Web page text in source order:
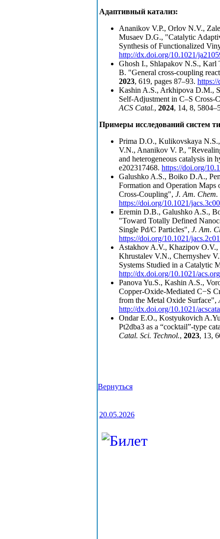
Адаптивный катализ:
Ananikov V.P., Orlov N.V.,
Musaev D.G., "Catalytic
Synthesis of Functionalized
http://dx.doi.org/10.1021/
Ghosh I., Shlapakov N.S.,
B. "General cross-coupling
2023, 619, pages 87–93.
Kashin A.S., Arkhipova D.M.,
Self-Adjustment in C–S Cross-
ACS Catal., 2024, 14, 8,
Примеры исследований систем
Prima D.O., Kulikovskaya
V.N., Ananikov V. P.,
and heterogeneous catalysis in
e202317468. https://doi.org/
Galushko A.S., Boiko D.A.,
Formation and Operation Maps
Cross-Coupling", J. Am. Chem.
https://doi.org/10.1021/
Eremin D.B., Galushko A.S.,
"Toward Totally Defined
Single Pd/C Particles", J. Am.
https://doi.org/10.1021/
Astakhov A.V., Khazipov
Khrustalev V.N., Chernyshev
Systems Studied in a Catalytic
http://dx.doi.org/10.1021/
Panova Yu.S., Kashin A.S.,
Copper-Oxide-Mediated C−S
from the Metal Oxide Surface",
http://dx.doi.org/10.1021/
Ondar E.O., Kostyukovich
Pt2dba3 as a “cocktail”-type
Catal. Sci. Technol., 2023, 13,
Вернуться
20.05.2026